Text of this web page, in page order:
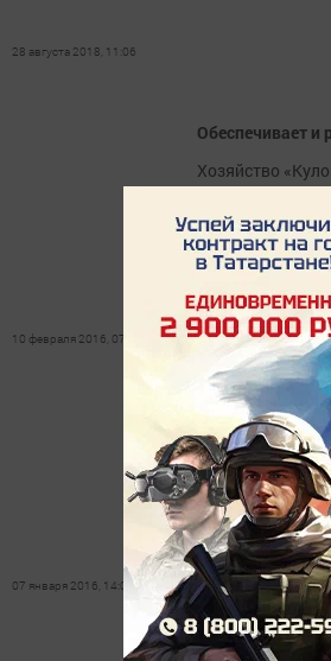
28 августа 2018, 11:06
Обеспечивает и
Хозяйство
считается
в районе, в
двух
жильем.
10 февраля 2016, 07:31
Что изменится
владельцев
Регионов с
квартиры
07 января 2016, 14:04